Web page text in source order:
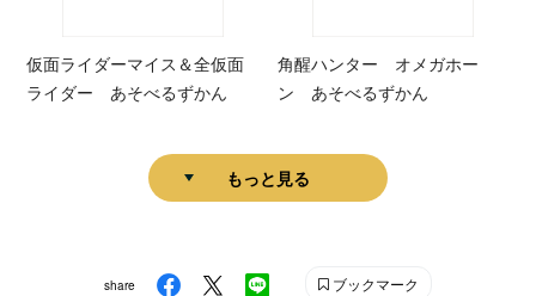
仮面ライダーマイス＆全仮面
ライダー あそべるずかん
角醒ハンター オメガホー
ン あそべるずかん
もっと見る
share ブックマーク